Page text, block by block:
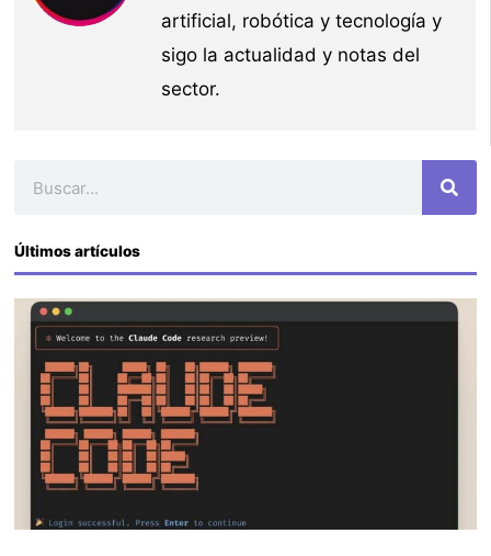
artificial, robótica y tecnología y
sigo la actualidad y notas del
sector.
Últimos artículos